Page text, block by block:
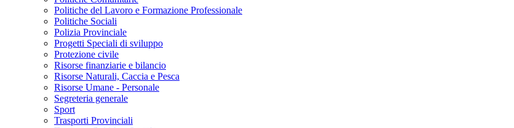
Politiche del Lavoro e Formazione Professionale
Politiche Sociali
Polizia Provinciale
Progetti Speciali di sviluppo
Protezione civile
Risorse finanziarie e bilancio
Risorse Naturali, Caccia e Pesca
Risorse Umane - Personale
Segreteria generale
Sport
Trasporti Provinciali